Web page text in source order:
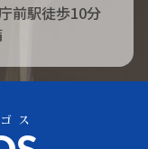
前駅徒歩10分